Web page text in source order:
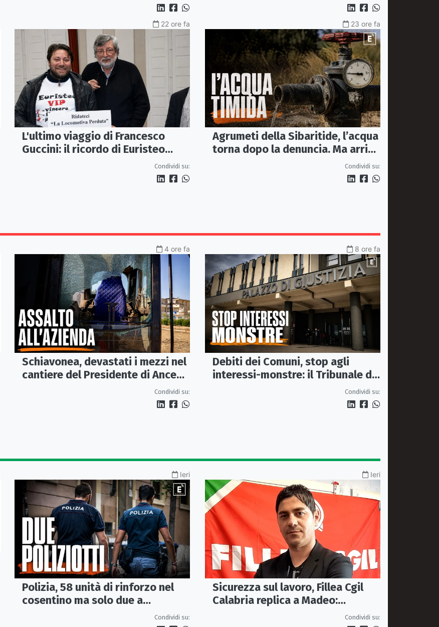
22 ore fa
L'ultimo viaggio di Francesco
Guccini: il ricordo di Euristeo
Condividi su:
23 ore fa
Agrumeti della Sibaritide, l’acqua
torna dopo la denuncia. Ma arriva
con un terzo della pressioneCondividi su:
4 ore fa
Schiavonea, devastati i mezzi nel
cantiere del Presidente di Ance
Condividi su:
8 ore fa
Debiti dei Comuni, stop agli
interessi-monstre: il Tribunale di
Condividi su:
Ieri
Polizia, 58 unità di rinforzo nel
cosentino ma solo due a
Corigliano-Rossano e due aCondividi su:
Ieri
Sicurezza sul lavoro, Fillea Cgil
Calabria replica a Madeo:
«Servono controlli, non incentivi
Condividi su: